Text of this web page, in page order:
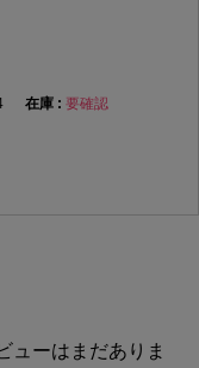
要確認
ューはまだありま